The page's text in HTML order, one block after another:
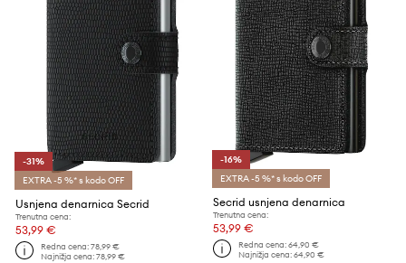
-31%
EXTRA -5 %* s kodo OFF
Usnjena denarnica Secrid
Trenutna cena:
53,99 €
Redna cena:78,99 €
Najnižja cena:78,99 €
-16%
EXTRA -5 %* s kodo OFF
Secrid usnjena denarnica
Trenutna cena:
53,99 €
Redna cena:64,90 €
Najnižja cena:64,90 €